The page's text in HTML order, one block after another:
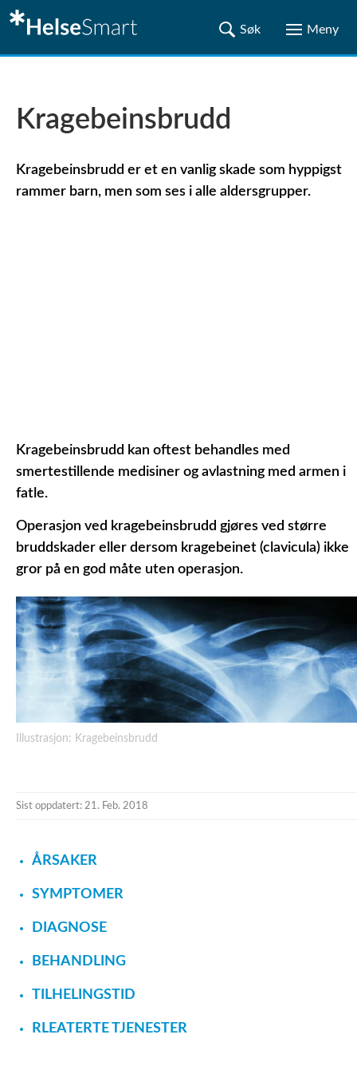
Kragebeinsbrudd
Kragebeinsbrudd er et en vanlig skade som hyppigst
rammer barn, men som ses i alle aldersgrupper.
Kragebeinsbrudd kan oftest behandles med
smertestillende medisiner og avlastning med armen i
fatle.
Operasjon ved kragebeinsbrudd gjøres ved større
bruddskader eller dersom kragebeinet (clavicula) ikke
gror på en god måte uten operasjon.
Illustrasjon: Kragebeinsbrudd
Sist oppdatert: 21. Feb. 2018
ÅRSAKER
SYMPTOMER
DIAGNOSE
BEHANDLING
TILHELINGSTID
RLEATERTE TJENESTER